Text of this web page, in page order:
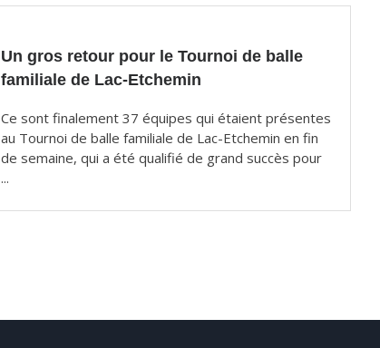
Un gros retour pour le Tournoi de balle
familiale de Lac-Etchemin
Ce sont finalement 37 équipes qui étaient présentes
au Tournoi de balle familiale de Lac-Etchemin en fin
de semaine, qui a été qualifié de grand succès pour
...